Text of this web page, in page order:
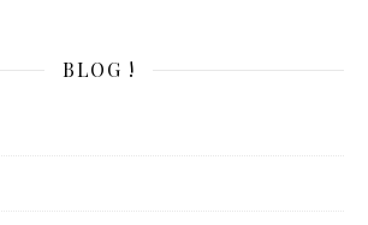
BLOG !